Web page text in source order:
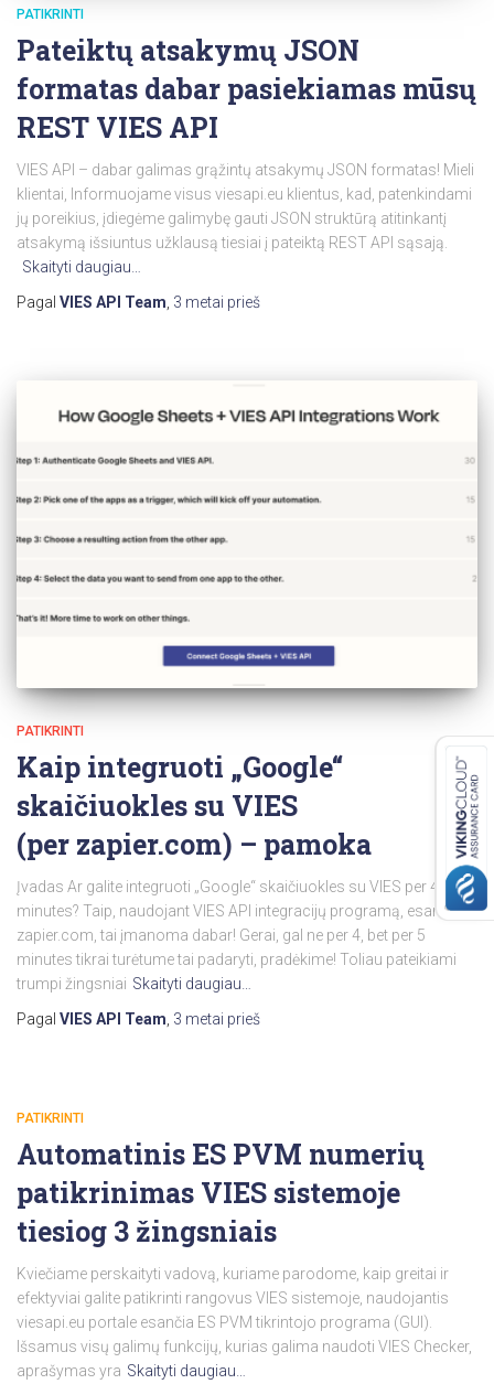
PATIKRINTI
Pateiktų atsakymų JSON
formatas dabar pasiekiamas mūsų
REST VIES API
VIES API – dabar galimas grąžintų atsakymų JSON formatas! Mieli
klientai, Informuojame visus viesapi.eu klientus, kad, patenkindami
jų poreikius, įdiegėme galimybę gauti JSON struktūrą atitinkantį
atsakymą išsiuntus užklausą tiesiai į pateiktą REST API sąsają.
Skaityti daugiau…
Pagal VIES API Team 3 metai prieš
PATIKRINTI
Kaip integruoti „Google“
skaičiuokles su VIES
(per zapier.com) – pamoka
Įvadas Ar galite integruoti „Google“ skaičiuokles su VIES per 4
minutes? Taip, naudojant VIES API integracijų programą, esančią
zapier.com, tai įmanoma dabar! Gerai, gal ne per 4, bet per 5
minutes tikrai turėtume tai padaryti, pradėkime! Toliau pateikiami
trumpi žingsniai Skaityti daugiau…
Pagal VIES API Team 3 metai prieš
PATIKRINTI
Automatinis ES PVM numerių
patikrinimas VIES sistemoje
tiesiog 3 žingsniais
Kviečiame perskaityti vadovą, kuriame parodome, kaip greitai ir
efektyviai galite patikrinti rangovus VIES sistemoje, naudojantis
viesapi.eu portale esančia ES PVM tikrintojo programa (GUI).
Išsamus visų galimų funkcijų, kurias galima naudoti VIES Checker,
aprašymas yra Skaityti daugiau…